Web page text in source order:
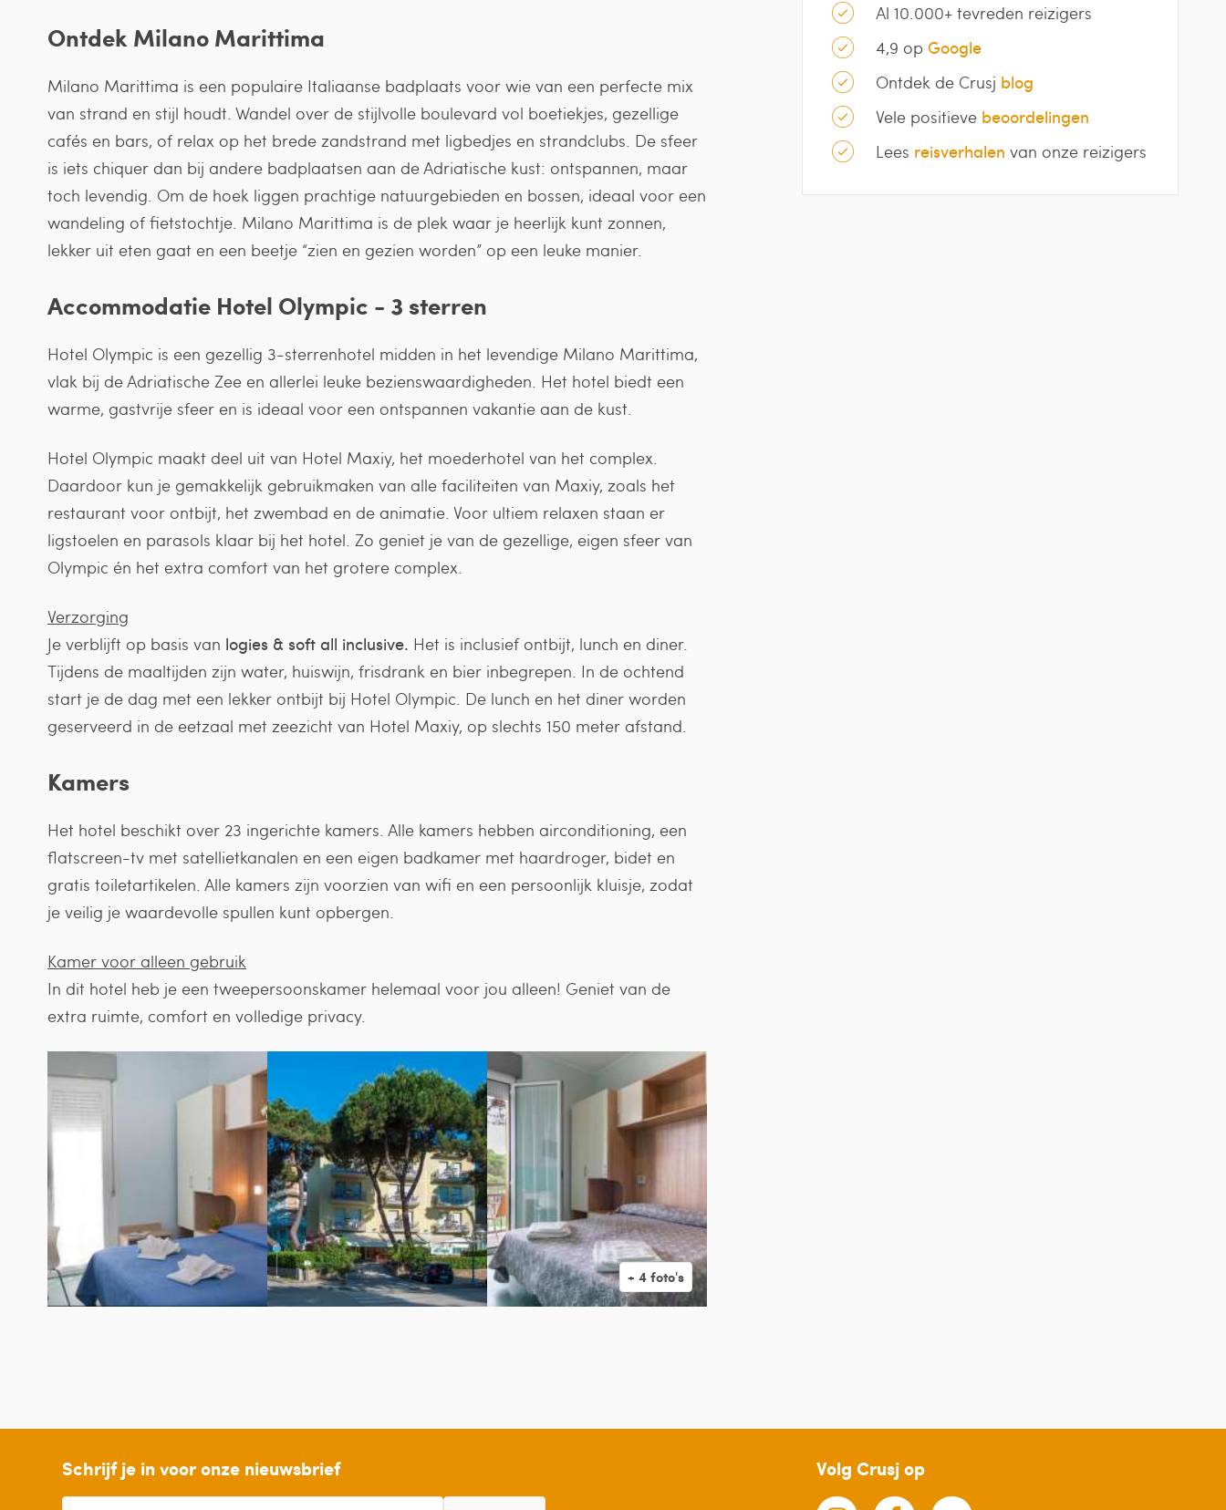
Ontdek Milano Marittima
Milano Marittima is een populaire Italiaanse badplaats voor wie van een perfecte mix
van strand en stijl houdt. Wandel over de stijlvolle boulevard vol boetiekjes, gezellige
cafés en bars, of relax op het brede zandstrand met ligbedjes en strandclubs. De sfeer
is iets chiquer dan bij andere badplaatsen aan de Adriatische kust: ontspannen, maar
toch levendig. Om de hoek liggen prachtige natuurgebieden en bossen, ideaal voor een
wandeling of fietstochtje. Milano Marittima is de plek waar je heerlijk kunt zonnen,
lekker uit eten gaat en een beetje “zien en gezien worden” op een leuke manier.
Accommodatie Hotel Olympic - 3 sterren
Hotel Olympic is een gezellig 3-sterrenhotel midden in het levendige Milano Marittima,
vlak bij de Adriatische Zee en allerlei leuke bezienswaardigheden. Het hotel biedt een
warme, gastvrije sfeer en is ideaal voor een ontspannen vakantie aan de kust.
Hotel Olympic maakt deel uit van Hotel Maxiy, het moederhotel van het complex.
Daardoor kun je gemakkelijk gebruikmaken van alle faciliteiten van Maxiy, zoals het
restaurant voor ontbijt, het zwembad en de animatie. Voor ultiem relaxen staan er
ligstoelen en parasols klaar bij het hotel. Zo geniet je van de gezellige, eigen sfeer van
Olympic én het extra comfort van het grotere complex.
Verzorging
Je verblijft op basis van logies & soft all inclusive. Het is inclusief ontbijt, lunch en diner.
Tijdens de maaltijden zijn water, huiswijn, frisdrank en bier inbegrepen. In de ochtend
start je de dag met een lekker ontbijt bij Hotel Olympic. De lunch en het diner worden
geserveerd in de eetzaal met zeezicht van Hotel Maxiy, op slechts 150 meter afstand.
Kamers
Het hotel beschikt over 23 ingerichte kamers. Alle kamers hebben airconditioning, een
flatscreen-tv met satellietkanalen en een eigen badkamer met haardroger, bidet en
gratis toiletartikelen. Alle kamers zijn voorzien van wifi en een persoonlijk kluisje, zodat
je veilig je waardevolle spullen kunt opbergen.
Kamer voor alleen gebruik
In dit hotel heb je een tweepersoonskamer helemaal voor jou alleen! Geniet van de
extra ruimte, comfort en volledige privacy.
Al 10.000+ tevreden reizigers
4,9 op Google
Ontdek de Crusj blog
Vele positieve beoordelingen
Lees reisverhalen van onze reizigers
Schrijf je in voor onze nieuwsbrief Volg Crusj op